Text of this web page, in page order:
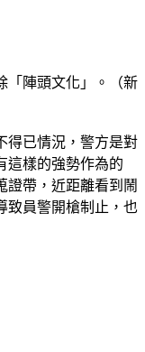
「陣頭文化」。（新
得已情況，警方是對
這樣的強勢作為的
證帶，近距離看到鬧
致員警開槍制止，也